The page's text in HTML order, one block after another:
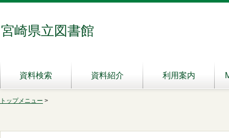
宮崎県立図書館
資料検索 資料紹介 利用案内
トップメニュー >